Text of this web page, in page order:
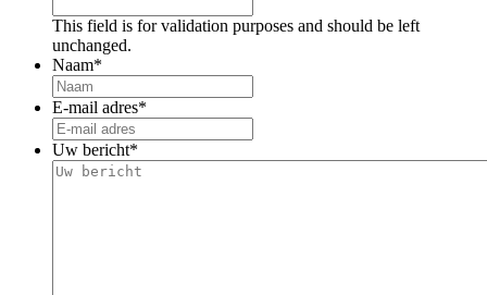
This field is for validation purposes and should be left
unchanged.
Naam*
E-mail adres*
Uw bericht*